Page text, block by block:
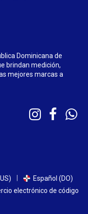
Dominicana de
brindan medición,
mejores marcas a
Español (DO)
electrónico de código